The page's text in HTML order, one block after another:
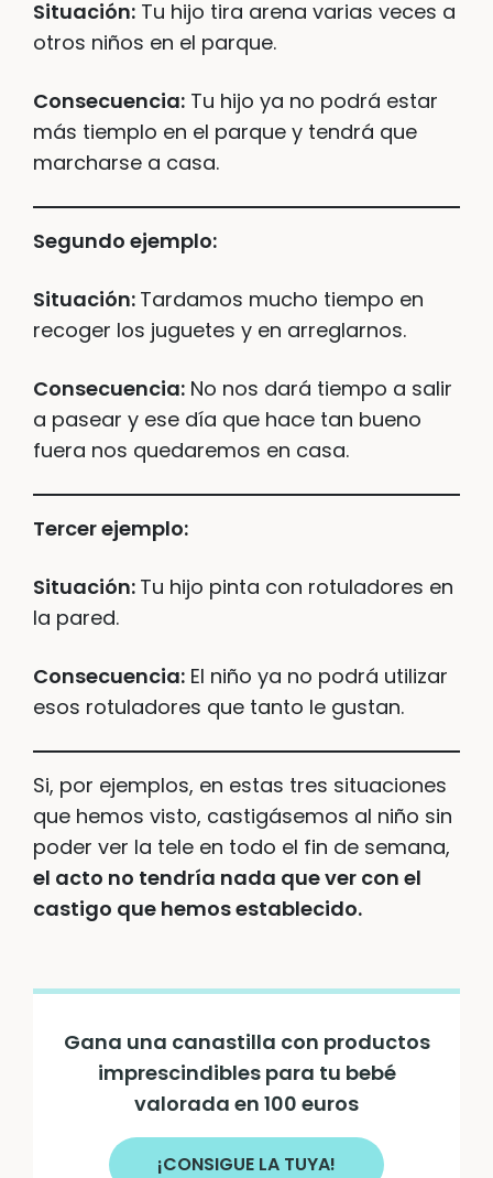
Situación: Tu hijo tira arena varias veces a
otros niños en el parque.
Consecuencia: Tu hijo ya no podrá estar
más tiemplo en el parque y tendrá que
marcharse a casa.
Segundo ejemplo:
Situación: Tardamos mucho tiempo en
recoger los juguetes y en arreglarnos.
Consecuencia: No nos dará tiempo a salir
a pasear y ese día que hace tan bueno
fuera nos quedaremos en casa.
Tercer ejemplo:
Situación: Tu hijo pinta con rotuladores en
la pared.
Consecuencia: El niño ya no podrá utilizar
esos rotuladores que tanto le gustan.
Si, por ejemplos, en estas tres situaciones
que hemos visto, castigásemos al niño sin
poder ver la tele en todo el fin de semana,
el acto no tendría nada que ver con el
castigo que hemos establecido.
Gana una canastilla con productos
imprescindibles para tu bebé
valorada en 100 euros
¡CONSIGUE LA TUYA!